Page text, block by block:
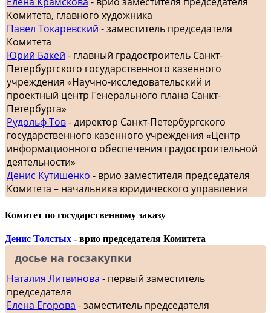
Комитета, главного художника
Павел Токаревский - заместитель председателя
Комитета
Юрий Бакей - главный градостроитель Санкт-
Петербургского государственного казенного
учреждения «Научно-исследовательский и
проектный центр Генерального плана Санкт-
Петербурга»
Рудольф Тов- директор Санкт-Петербургского
государственного казенного учреждения «Центр
информационного обеспечения градостроительной
деятельности»
Денис Кутишенко - врио заместителя председателя
Комитета – начальника юридического управления
Комитет по государственному заказу
Денис Толстых - врио председателя Комитета
досье на госзакупки
Наталия Литвинова - первый заместитель
председателя
Елена Егорова - заместитель председателя